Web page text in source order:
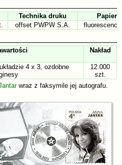
Technika druku
Papier
offset PWPW S.A.
Nakład
4 x 3, ozdobne
12.000
szt.
wraz z faksymile jej autografu.